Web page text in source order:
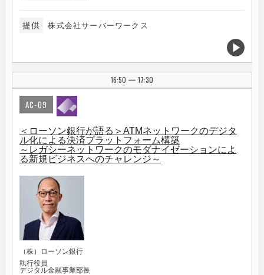
提供 株式会社サーバーワークス
16:50 | 17:30
AC-09
＜ローソン銀行が語る＞ATMネットワークのデジタ
ル化による決済プラットフォーム構築
～レガシーネットワークのモダナイゼーションによ
る新規ビジネスへのチャレンジ～
（株）ローソン銀行
執行役員
デジタル金融事業部長